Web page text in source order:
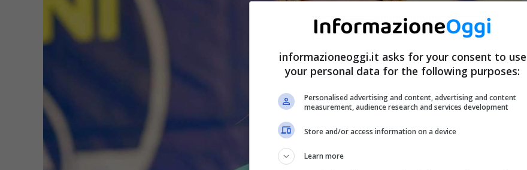
informazioneoggi.it asks for your consent to use
your personal data for the following purposes:
Personalised advertising and content, advertising and content
measurement, audience research and services development
Store and/or access information on a device
Learn more